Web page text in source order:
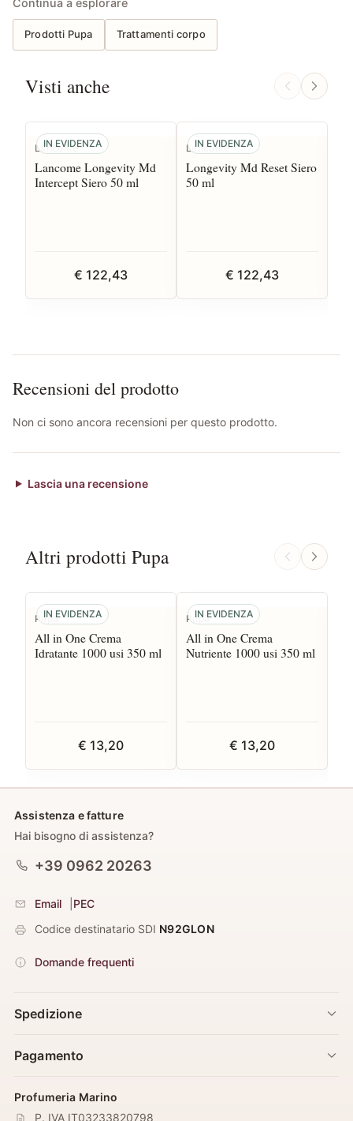
Prodotti Pupa Trattamenti corpo
Visti anche
IN EVIDENZA
Lancome
Lancome Longevity Md
Intercept Siero 50 ml
€ 122,43
IN EVIDENZA
Lancome
Longevity Md Reset Siero
50 ml
€ 122,43
Recensioni del prodotto
Non ci sono ancora recensioni per questo prodotto.
Lascia una recensione
Altri prodotti Pupa
IN EVIDENZA
Pupa
All in One Crema
Idratante 1000 usi 350 ml
€ 13,20
IN EVIDENZA
Pupa
All in One Crema
Nutriente 1000 usi 350 ml
€ 13,20
Assistenza e fatture
Hai bisogno di assistenza?
+39 0962 20263
Email
PEC
Codice destinatario SDI N92GLON
Domande frequenti
Spedizione
Pagamento
Profumeria Marino
P. IVA IT03233820798